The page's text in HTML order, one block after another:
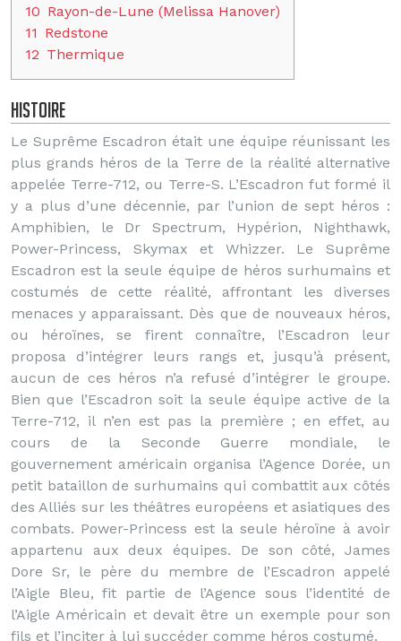
10 Rayon-de-Lune (Melissa Hanover)
11 Redstone
12 Thermique
Histoire
Le Suprême Escadron était une équipe réunissant les
plus grands héros de la Terre de la réalité alternative
appelée Terre-712, ou Terre-S. L’Escadron fut formé il
y a plus d’une décennie, par l’union de sept héros :
Amphibien, le Dr Spectrum, Hypérion, Nighthawk,
Power-Princess, Skymax et Whizzer. Le Suprême
Escadron est la seule équipe de héros surhumains et
costumés de cette réalité, affrontant les diverses
menaces y apparaissant. Dès que de nouveaux héros,
ou héroïnes, se firent connaître, l’Escadron leur
proposa d’intégrer leurs rangs et, jusqu’à présent,
aucun de ces héros n’a refusé d’intégrer le groupe.
Bien que l’Escadron soit la seule équipe active de la
Terre-712, il n’en est pas la première ; en effet, au
cours de la Seconde Guerre mondiale, le
gouvernement américain organisa l’Agence Dorée, un
petit bataillon de surhumains qui combattit aux côtés
des Alliés sur les théâtres européens et asiatiques des
combats. Power-Princess est la seule héroïne à avoir
appartenu aux deux équipes. De son côté, James
Dore Sr, le père du membre de l’Escadron appelé
l’Aigle Bleu, fit partie de l’Agence sous l’identité de
l’Aigle Américain et devait être un exemple pour son
fils et l’inciter à lui succéder comme héros costumé.